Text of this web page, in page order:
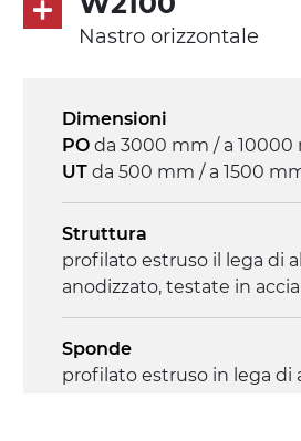
asincrono trifase multi
230/400Vac-50Hz-3F
4.8 m/minuto
Nastro orizzontale
Dimensioni
PO da 3000 mm / a 10000
UT da 500 mm / a 1500
Struttura
profilato estruso il lega di
anodizzato, testate in
Sponde
profilato estruso in lega di